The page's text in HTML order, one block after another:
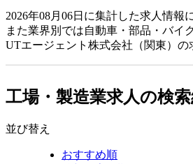
2026年08月06日に集計した求人情報
また業界別では自動車・部品・バイ
UTエージェント株式会社（関東）の
工場・製造業求人の検
並び替え
おすすめ順